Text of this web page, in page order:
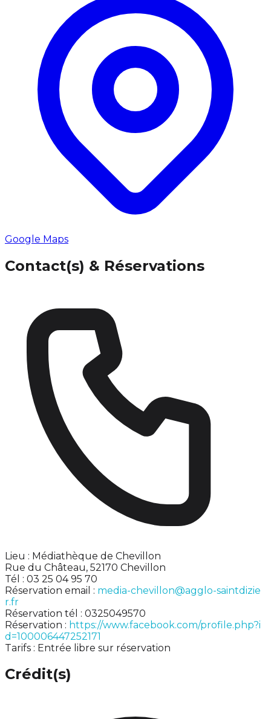
Google Maps
Contact(s) & Réservations
Lieu : Médiathèque de Chevillon
Rue du Château, 52170 Chevillon
Tél : 03 25 04 95 70
Réservation email : media-chevillon@agglo-saintdizie
r.fr
Réservation tél : 0325049570
Réservation : https://www.facebook.com/profile.php?i
d=100006447252171
Tarifs : Entrée libre sur réservation
Crédit(s)